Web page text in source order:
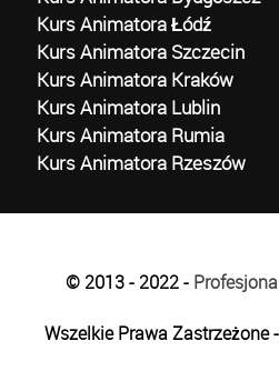
Kurs Animatora Łódź
Kurs Animatora Szczecin
Kurs Animatora Kraków
Kurs Animatora Lublin
Kurs Animatora Rumia
Kurs Animatora Rzeszów
© 2013 - 2022 -
Wszelkie Prawa Zastrzeżone -